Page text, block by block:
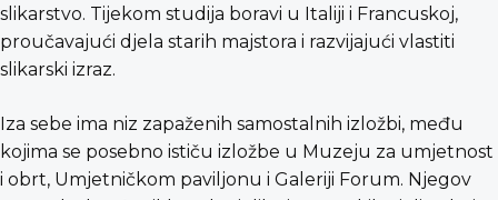
slikarstvo. Tijekom studija boravi u Italiji i Francuskoj,
proučavajući djela starih majstora i razvijajući vlastiti
slikarski izraz.
Iza sebe ima niz zapaženih samostalnih izložbi, među
kojima se posebno ističu izložbe u Muzeju za umjetnost
i obrt, Umjetničkom paviljonu i Galeriji Forum. Njegov